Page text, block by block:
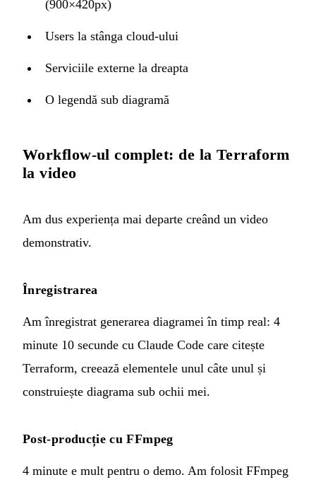
(900×420px)
Users la stânga cloud-ului
Serviciile externe la dreapta
O legendă sub diagramă
Workflow-ul complet: de la Terraform
la video
Am dus experiența mai departe creând un video
demonstrativ.
Înregistrarea
Am înregistrat generarea diagramei în timp real: 4
minute 10 secunde cu Claude Code care citește
Terraform, creează elementele unul câte unul și
construiește diagrama sub ochii mei.
Post-producție cu FFmpeg
4 minute e mult pentru o demo. Am folosit FFmpeg